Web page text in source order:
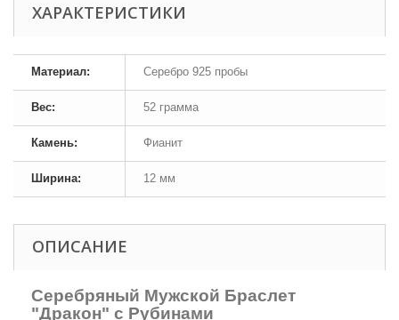
ХАРАКТЕРИСТИКИ
Материал: Серебро 925 пробы
Вес: 52 грамма
Камень: Фианит
Ширина: 12 мм
ОПИСАНИЕ
Серебряный Мужской Браслет
"Дракон" с Рубинами